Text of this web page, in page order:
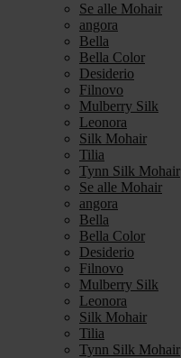
Se alle Mohair
angora
Bella
Bella Color
Desiderio
Filnovo
Mulberry Silk
Leonora
Silk Mohair
Tilia
Tynn Silk Mohair
Se alle Mohair
angora
Bella
Bella Color
Desiderio
Filnovo
Mulberry Silk
Leonora
Silk Mohair
Tilia
Tynn Silk Mohair